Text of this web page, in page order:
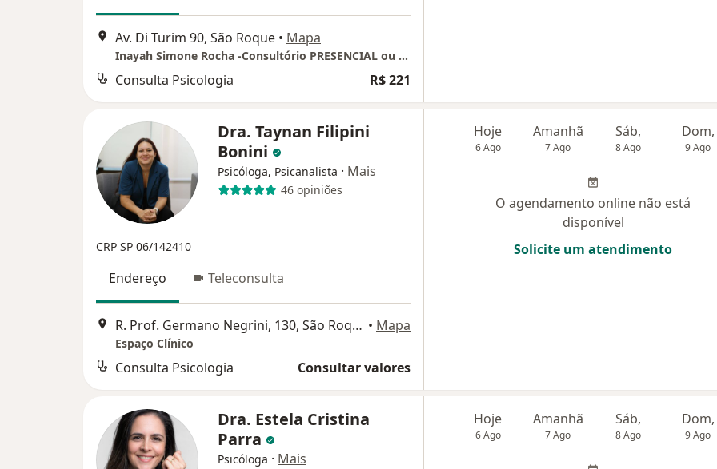
Av. Di Turim 90, São Roque • Mapa
Inayah Simone Rocha -Consultório PRESENCIAL ou ONLINE
Consulta Psicologia R$ 221
Dra. Taynan Filipini
Bonini
Psicóloga, Psicanalista · Mais
46 opiniões
CRP SP 06/142410
Endereço Teleconsulta
R. Prof. Germano Negrini, 130, São Roque • Mapa
Espaço Clínico
Consulta Psicologia Consultar valores
Hoje
6 Ago
Amanhã
7 Ago
Sáb,
8 Ago
Dom,
9 Ago
O agendamento online não está
disponível
Solicite um atendimento
Dra. Estela Cristina
Parra
Psicóloga · Mais
Hoje
6 Ago
Amanhã
7 Ago
Sáb,
8 Ago
Dom,
9 Ago